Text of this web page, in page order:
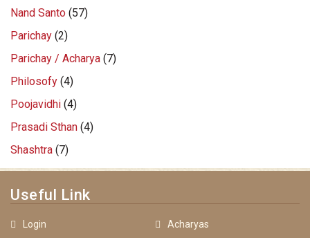
Nand Santo (57)
Parichay (2)
Parichay / Acharya (7)
Philosofy (4)
Poojavidhi (4)
Prasadi Sthan (4)
Shashtra (7)
Useful Link
Login
Acharyas